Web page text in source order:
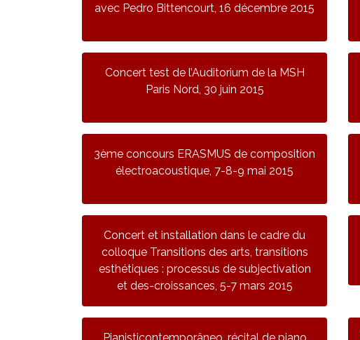
avec Pedro Bittencourt, 16 décembre 2015
Concert test de l’Auditorium de la MSH
Paris Nord, 30 juin 2015
3ème concours ERASMUS de composition
électroacoustique, 7-8-9 mai 2015
Concert et installation dans le cadre du
colloque Transitions des arts, transitions
esthétiques : processus de subjectivation
et des-croissances, 5-7 mars 2015